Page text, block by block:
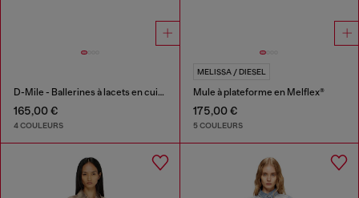
D-Mile - Ballerines à lacets en cuir et mesh
165,00 €
4 COULEURS
MELISSA / DIESEL
Mule à plateforme en Melflex®
175,00 €
5 COULEURS